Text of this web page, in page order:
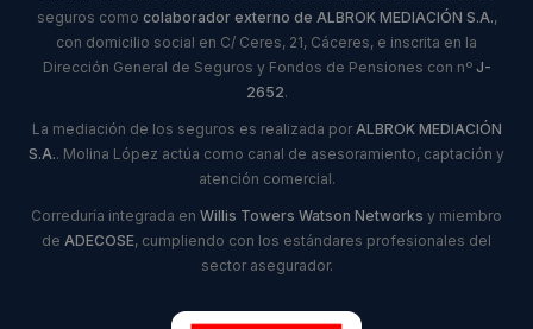
seguros como colaborador externo de ALBROK MEDIACIÓN S.A.,
con domicilio social en C/ Ceres, 21, Cáceres, e inscrita en la
Dirección General de Seguros y Fondos de Pensiones con nº J-
2652.
La mediación de los seguros es realizada por ALBROK MEDIACIÓN
S.A.. Molina López actúa como canal de asesoramiento, captación y
atención comercial.
Correduría integrada en Willis Towers Watson Networks y miembro
de ADECOSE, cumpliendo con los estándares profesionales del
sector asegurador.